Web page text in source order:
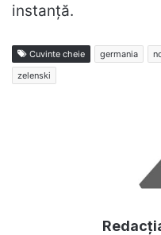
instanță.
Cuvinte cheie germania
zelenski